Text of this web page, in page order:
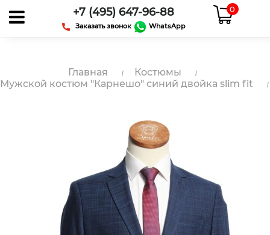
+7 (495) 647-96-88
Заказать звонок WhatsApp
0
Главная
Костюмы
Мужской костюм "Карнешо" синий двойка slim fit